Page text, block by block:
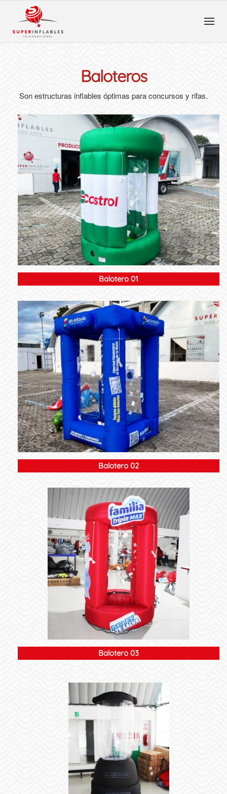
Baloteros
Son estructuras inflables óptimas para concursos y rifas.
Balotero 01
Balotero 02
Balotero 03